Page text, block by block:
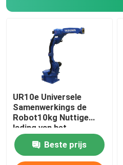
Ongeveer ons
Fabrieksreis
Kwaliteitscontrole
Contacteer ons
Nieuws
UR10e Universele
Samenwerkings de
Robot10kg Nuttige
lading van het
Robotwapen voor
Assemblage het
Palletiseren
Beste prijs